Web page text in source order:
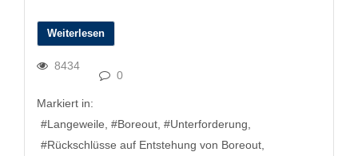
Weiterlesen
8434
0
Markiert in:
Langeweile
Boreout
Unterforderung
Rückschlüsse auf Entstehung von Boreout